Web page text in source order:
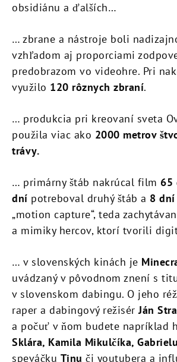
obsidiánu a ďalších…
… zbrane a nástroje boli
vzhľadom aj proporciami
predobrazom vo videohre. Pri
využilo 120 rôznych zbraní.
… produkcia pri kreovaní sveta
použila viac ako 2000 metrov
trávy.
… primárny štáb nakrúcal film 65
dní potreboval druhý štáb a 8 dní
„motion capture“, teda
a mimiky hercov, ktorí tvorili
… v slovenských kinách je
uvádzaný v pôvodnom znení s
v slovenskom dabingu. O jeho
raper a dabingový režisérJán
a počuť v ňom budete napríklad
Sklára, Kamila Mikulčíka,
speváčku Tinu či youtubera a